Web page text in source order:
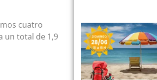
cuatro
un total de 1,9